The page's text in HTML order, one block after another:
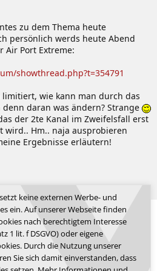
zu dem Thema heute
persönlich werds heute Abend
Air Port Extreme:
showthread.php?t=354791
wie kann man durch das
daran was ändern? Strange
der 2te Kanal im Zweifelsfall erst
wird.. Hm.. naja ausprobieren
Ergebnisse erläutern!
Nächste Letzte
um zu antworten.
WhatsApp
E-MailLink
keine externen Werbe- und
ein. Auf unserer Webseite finden
nach berechtigtem Interesse
1 lit. f DSGVO) oder eigene
Durch die Nutzung unserer
Sie sich damit einverstanden, dass